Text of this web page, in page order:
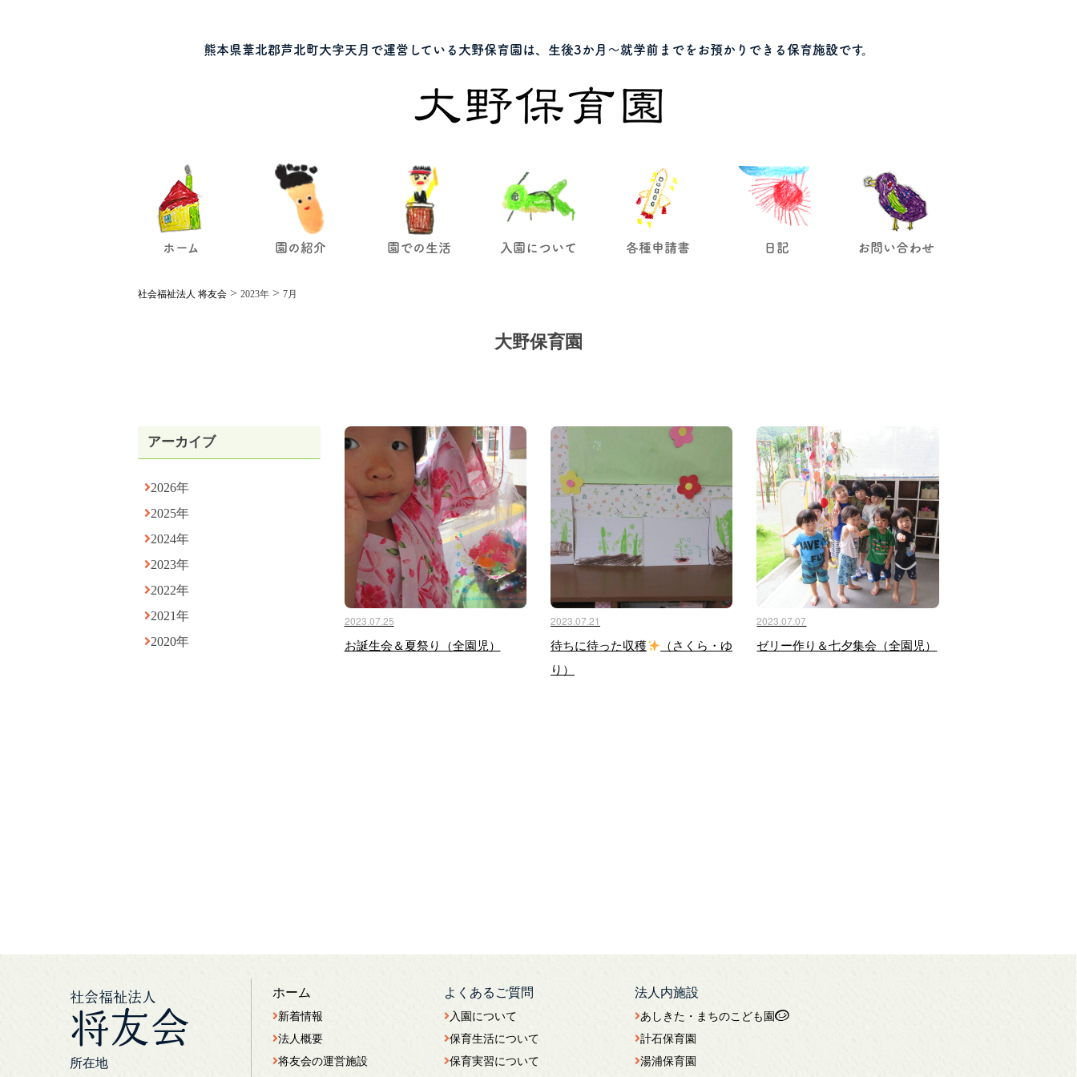
熊本県葦北郡芦北町大字天月で運営している大野保育園は、生後3か月～就学前までをお預かりできる保育施設です。
ホーム 園の紹介 園での生活 入園について 各種申請書 日記 お問い合わせ
社会福祉法人 将友会 > 2023年 > 7月
大野保育園
アーカイブ
2026年
2025年
2024年
2023年
2022年
2021年
2020年
2023.07.25
お誕生会＆夏祭り（全園児）
2023.07.21
待ちに待った収穫
（さくら・ゆ
り）
2023.07.07
ゼリー作り＆七夕集会（全園児）
社会福祉法人
将友会
所在地
ホーム
新着情報
法人概要
将友会の運営施設
よくあるご質問
入園について
保育生活について
保育実習について
法人内施設
あしきた・まちのこども園
計石保育園
湯浦保育園